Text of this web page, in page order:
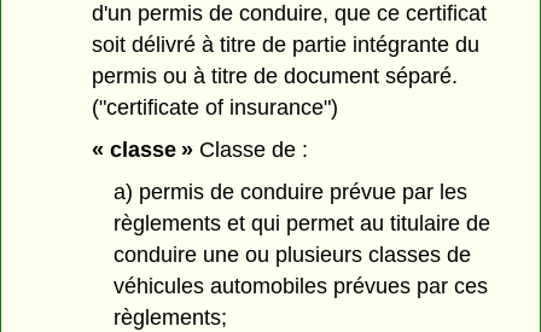
d'un permis de conduire, que ce certificat
soit délivré à titre de partie intégrante du
permis ou à titre de document séparé.
("certificate of insurance")
« classe » Classe de :
a) permis de conduire prévue par les
règlements et qui permet au titulaire de
conduire une ou plusieurs classes de
véhicules automobiles prévues par ces
règlements;